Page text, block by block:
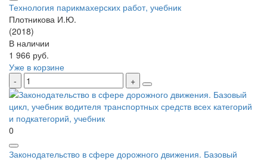
Технология парикмахерских работ, учебник
Плотникова И.Ю.
(2018)
В наличии
1 966 руб.
Уже в корзине
0
Законодательство в сфере дорожного движения. Базовый